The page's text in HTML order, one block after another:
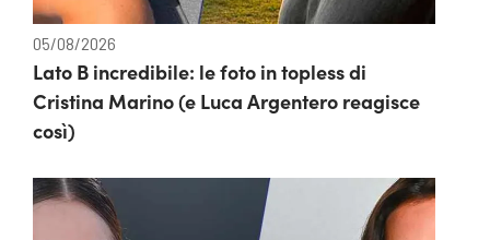
05/08/2026
Lato B incredibile: le foto in topless di
Cristina Marino (e Luca Argentero reagisce
così)